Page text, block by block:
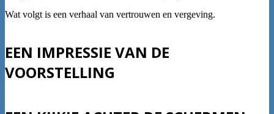
Wat volgt is een verhaal van vertrouwen en vergeving.
EEN IMPRESSIE VAN DE
VOORSTELLING